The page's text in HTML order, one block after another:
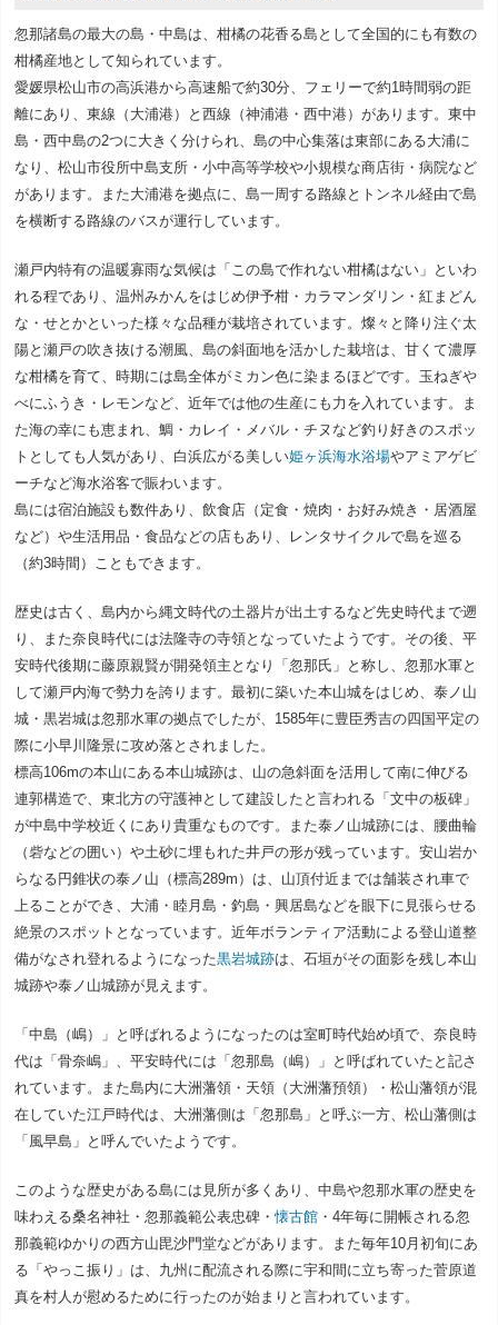
忽那諸島の最大の島・中島は、柑橘の花香る島として全国的にも有数の
柑橘産地として知られています。
愛媛県松山市の高浜港から高速船で約30分、フェリーで約1時間弱の距
離にあり、東線（大浦港）と西線（神浦港・西中港）があります。東中
島・西中島の2つに大きく分けられ、島の中心集落は東部にある大浦に
なり、松山市役所中島支所・小中高等学校や小規模な商店街・病院など
があります。また大浦港を拠点に、島一周する路線とトンネル経由で島
を横断する路線のバスが運行しています。
瀬戸内特有の温暖寡雨な気候は「この島で作れない柑橘はない」といわ
れる程であり、温州みかんをはじめ伊予柑・カラマンダリン・紅まどん
な・せとかといった様々な品種が栽培されています。燦々と降り注ぐ太
陽と瀬戸の吹き抜ける潮風、島の斜面地を活かした栽培は、甘くて濃厚
な柑橘を育て、時期には島全体がミカン色に染まるほどです。玉ねぎや
べにふうき・レモンなど、近年では他の生産にも力を入れています。ま
た海の幸にも恵まれ、鯛・カレイ・メバル・チヌなど釣り好きのスポッ
トとしても人気があり、白浜広がる美しい姫ヶ浜海水浴場やアミアゲビ
ーチなど海水浴客で賑わいます。
島には宿泊施設も数件あり、飲食店（定食・焼肉・お好み焼き・居酒屋
など）や生活用品・食品などの店もあり、レンタサイクルで島を巡る
（約3時間）こともできます。
歴史は古く、島内から縄文時代の土器片が出土するなど先史時代まで遡
り、また奈良時代には法隆寺の寺領となっていたようです。その後、平
安時代後期に藤原親賢が開発領主となり「忽那氏」と称し、忽那水軍と
して瀬戸内海で勢力を誇ります。最初に築いた本山城をはじめ、泰ノ山
城・黒岩城は忽那水軍の拠点でしたが、1585年に豊臣秀吉の四国平定の
際に小早川隆景に攻め落とされました。
標高106mの本山にある本山城跡は、山の急斜面を活用して南に伸びる
連郭構造で、東北方の守護神として建設したと言われる「文中の板碑」
が中島中学校近くにあり貴重なものです。また泰ノ山城跡には、腰曲輪
（砦などの囲い）や土砂に埋もれた井戸の形が残っています。安山岩か
らなる円錐状の泰ノ山（標高289m）は、山頂付近までは舗装され車で
上ることができ、大浦・睦月島・釣島・興居島などを眼下に見張らせる
絶景のスポットとなっています。近年ボランティア活動による登山道整
備がなされ登れるようになった黒岩城跡は、石垣がその面影を残し本山
城跡や泰ノ山城跡が見えます。
「中島（嶋）」と呼ばれるようになったのは室町時代始め頃で、奈良時
代は「骨奈嶋」、平安時代には「忽那島（嶋）」と呼ばれていたと記さ
れています。また島内に大洲藩領・天領（大洲藩預領）・松山藩領が混
在していた江戸時代は、大洲藩側は「忽那島」と呼ぶ一方、松山藩側は
「風早島」と呼んでいたようです。
このような歴史がある島には見所が多くあり、中島や忽那水軍の歴史を
味わえる桑名神社・忽那義範公表忠碑・懐古館 ・4年毎に開帳される忽
那義範ゆかりの西方山毘沙門堂などがあります。また毎年10月初旬にあ
る「やっこ振り」は、九州に配流される際に宇和間に立ち寄った菅原道
真を村人が慰めるために行ったのが始まりと言われています。